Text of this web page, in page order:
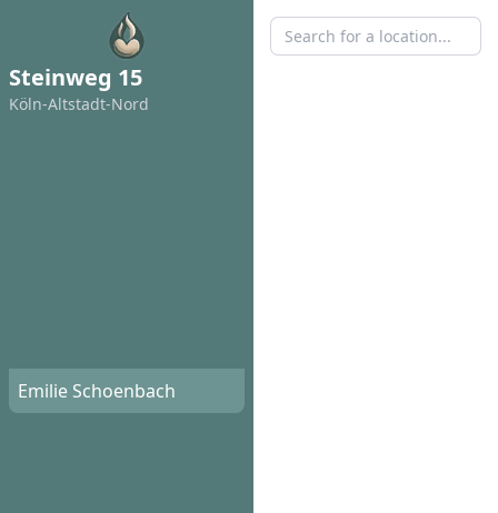
Steinweg 15
Köln-Altstadt-Nord
Emilie Schoenbach